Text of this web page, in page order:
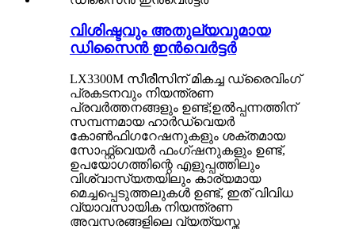
വിശിഷ്ടവും അതുല്യവുമായ
ഡിസൈൻ ഇൻവെർട്ടർ
LX3300M സീരീസിന് മികച്ച ഡ്രൈവിംഗ്
പ്രകടനവും നിയന്ത്രണ
പ്രവർത്തനങ്ങളും ഉണ്ട്;ഉൽപ്പന്നത്തിന്
സമ്പന്നമായ ഹാർഡ്‌വെയർ
കോൺഫിഗറേഷനുകളും ശക്തമായ
സോഫ്റ്റ്‌വെയർ ഫംഗ്‌ഷനുകളും ഉണ്ട്,
ഉപയോഗത്തിന്റെ എളുപ്പത്തിലും
വിശ്വാസ്യതയിലും കാര്യമായ
മെച്ചപ്പെടുത്തലുകൾ ഉണ്ട്, ഇത് വിവിധ
വ്യാവസായിക നിയന്ത്രണ
അവസരങ്ങളിലെ വ്യത്യസ്ത